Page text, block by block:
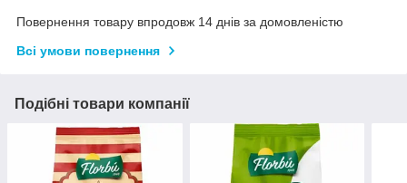
Повернення товару впродовж 14 днів за домовленістю
Всі умови повернення
Подібні товари компанії